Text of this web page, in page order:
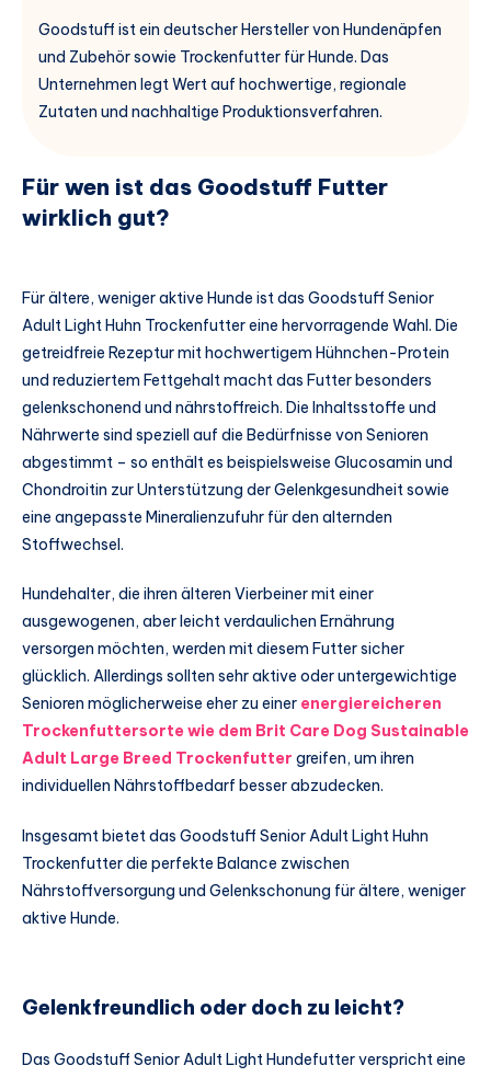
Goodstuff ist ein deutscher Hersteller von Hundenäpfen
und Zubehör sowie Trockenfutter für Hunde. Das
Unternehmen legt Wert auf hochwertige, regionale
Zutaten und nachhaltige Produktionsverfahren.
Für wen ist das Goodstuff Futter
wirklich gut?
Für ältere, weniger aktive Hunde ist das Goodstuff Senior
Adult Light Huhn Trockenfutter eine hervorragende Wahl. Die
getreidfreie Rezeptur mit hochwertigem Hühnchen-Protein
und reduziertem Fettgehalt macht das Futter besonders
gelenkschonend und nährstoffreich. Die Inhaltsstoffe und
Nährwerte sind speziell auf die Bedürfnisse von Senioren
abgestimmt – so enthält es beispielsweise Glucosamin und
Chondroitin zur Unterstützung der Gelenkgesundheit sowie
eine angepasste Mineralienzufuhr für den alternden
Stoffwechsel.
Hundehalter, die ihren älteren Vierbeiner mit einer
ausgewogenen, aber leicht verdaulichen Ernährung
versorgen möchten, werden mit diesem Futter sicher
glücklich. Allerdings sollten sehr aktive oder untergewichtige
Senioren möglicherweise eher zu einer energiereicheren
Trockenfuttersorte wie dem Brit Care Dog Sustainable
Adult Large Breed Trockenfutter greifen, um ihren
individuellen Nährstoffbedarf besser abzudecken.
Insgesamt bietet das Goodstuff Senior Adult Light Huhn
Trockenfutter die perfekte Balance zwischen
Nährstoffversorgung und Gelenkschonung für ältere, weniger
aktive Hunde.
Gelenkfreundlich oder doch zu leicht?
Das Goodstuff Senior Adult Light Hundefutter verspricht eine